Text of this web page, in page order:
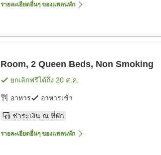
รายละเอียดอื่นๆ ของแพลนพัก
Room, 2 Queen Beds, Non Smoking
ยกเลิกฟรีได้ถึง 20 ส.ค.
อาหาร อาหารเช้า
ชำระเงิน ณ ที่พัก
รายละเอียดอื่นๆ ของแพลนพัก